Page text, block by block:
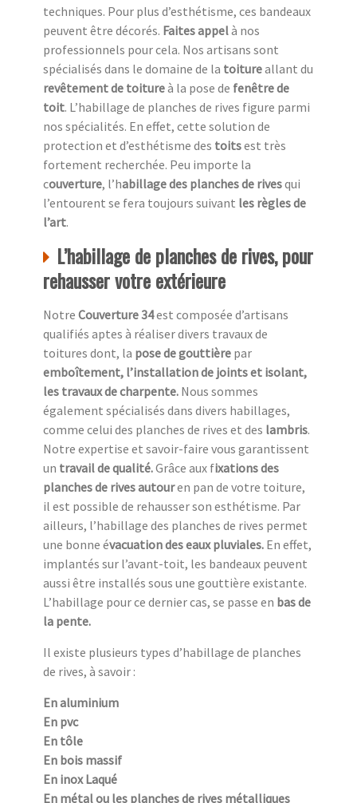
techniques. Pour plus d’esthétisme, ces bandeaux
peuvent être décorés. Faites appelà nos
professionnels pour cela. Nos artisans sont
spécialisés dans le domaine de la toitureallant du
revêtement de toitureà la pose de fenêtre de
toit. L’habillage de planches de rives figure parmi
nos spécialités. En effet, cette solution de
protection et d’esthétisme des toitsest très
fortement recherchée. Peu importe la
couverture, l’habillage des planches de rivesqui
l’entourent se fera toujours suivant les règles de
l’art.
L’habillage de planches de rives, pour
rehausser votre extérieure
Notre Couverture 34est composée d’artisans
qualifiés aptes à réaliser divers travaux de
toitures dont, la pose de gouttière par
emboîtement, l’installation de joints et isolant,
les travaux de charpente. Nous sommes
également spécialisés dans divers habillages,
comme celui des planches de rives et des lambris.
Notre expertise et savoir-faire vous garantissent
un travail de qualité.Grâce aux fixations des
planches de rives autouren pan de votre toiture,
il est possible de rehausser son esthétisme. Par
ailleurs, l’habillage des planches de rives permet
une bonne évacuation des eaux pluviales. En effet,
implantés sur l’avant-toit, les bandeaux peuvent
aussi être installés sous une gouttière existante.
L’habillage pour ce dernier cas, se passe en bas de
la pente.
Il existe plusieurs types d’habillage de planches
de rives, à savoir :
En aluminium
En pvc
En tôle
En bois massif
En inox Laqué
En métal ou les planches de rives métalliques